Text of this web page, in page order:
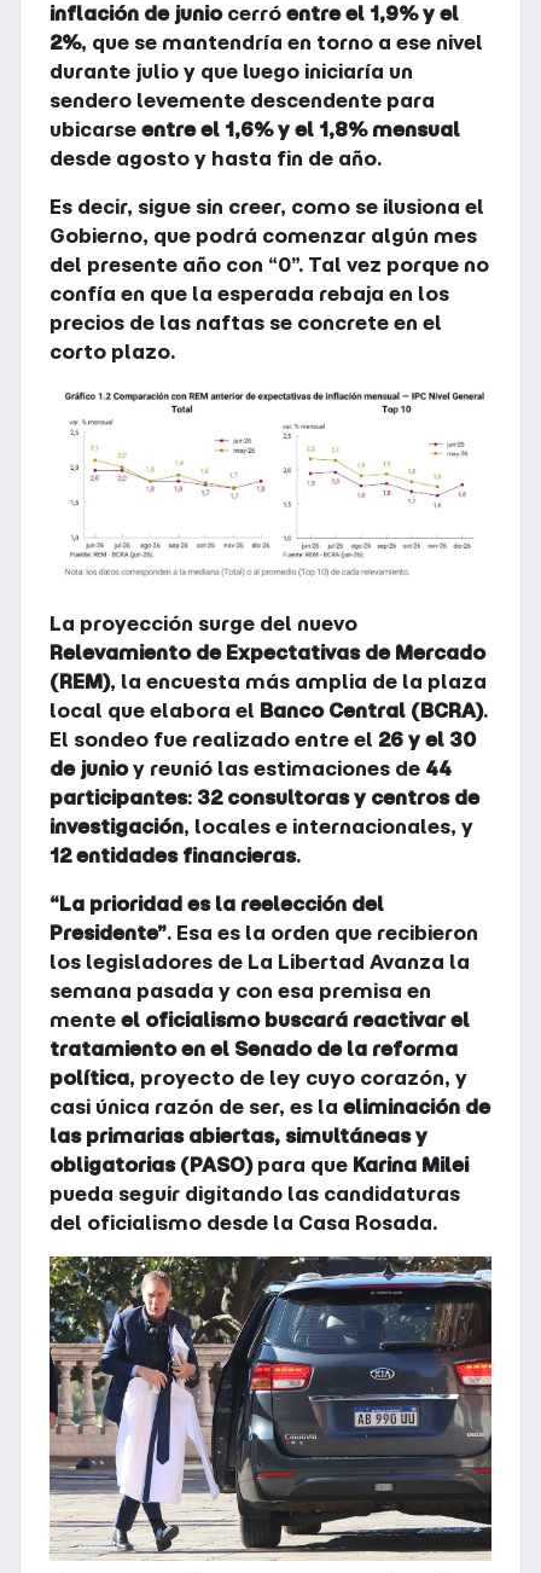
inflación de juniocerró entre el 1,9% y el
2%, que se mantendría en torno a ese nivel
durante julio y que luego iniciaría un
sendero levemente descendente para
ubicarse entre el 1,6% y el 1,8% mensual
desde agosto y hasta fin de año.
Es decir, sigue sin creer, como se ilusiona el
Gobierno, que podrá comenzar algún mes
del presente año con “0”. Tal vez porque no
confía en que la esperada rebaja en los
precios de las naftas se concrete en el
corto plazo.
La proyección surge del nuevo
Relevamiento de Expectativas de Mercado
(REM), la encuesta más amplia de la plaza
local que elabora el Banco Central (BCRA).
El sondeo fue realizado entre el 26 y el 30
de junioy reunió las estimaciones de 44
participantes: 32 consultoras y centros de
investigación, locales e internacionales, y
12 entidades financieras.
“La prioridad es la reelección del
Presidente”. Esa es la orden que recibieron
los legisladores de La Libertad Avanza la
semana pasada y con esa premisa en
mente el oficialismo buscará reactivar el
tratamiento en el Senado de la reforma
política, proyecto de ley cuyo corazón, y
casi única razón de ser, es la eliminación de
las primarias abiertas, simultáneas y
obligatorias (PASO) para que Karina Milei
pueda seguir digitando las candidaturas
del oficialismo desde la Casa Rosada.